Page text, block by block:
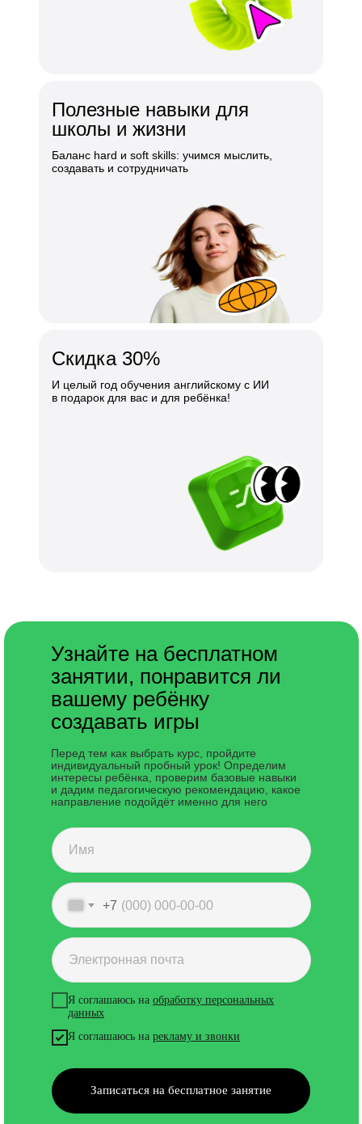
Полезные навыки для
школы и жизни
Баланс hard и soft skills: учимся мыслить,
создавать и сотрудничать
Скидка 30%
И целый год обучения английскому с ИИ
в подарок для вас и для ребёнка!
Перед тем как выбрать курс, пройдите
индивидуальный пробный урок! Определим
интересы ребёнка, проверим базовые навыки
и дадим педагогическую рекомендацию, какое
направление подойдёт именно для него
Узнайте на бесплатном
занятии, понравится ли
вашему ребёнку
создавать игры
+7
Я соглашаюсь на обработку персональных
данных
Я соглашаюсь на рекламу и звонки
Записаться на бесплатное занятие